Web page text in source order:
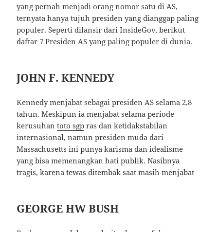
yang pernah menjadi orang nomor satu di AS,
ternyata hanya tujuh presiden yang dianggap paling
populer. Seperti dilansir dari InsideGov, berikut
daftar 7 Presiden AS yang paling populer di dunia.
JOHN F. KENNEDY
Kennedy menjabat sebagai presiden AS selama 2,8
tahun. Meskipun ia menjabat selama periode
kerusuhantoto sgp ras dan ketidakstabilan
internasional, namun presiden muda dari
Massachusetts ini punya karisma dan idealisme
yang bisa memenangkan hati publik. Nasibnya
tragis, karena tewas ditembak saat masih menjabat
GEORGE HW BUSH